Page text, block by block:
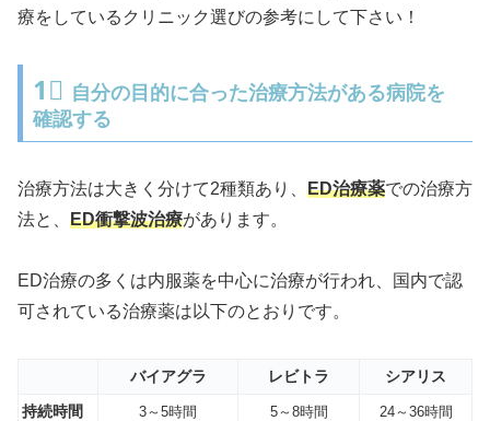
療をしているクリニック選びの参考にして下さい！
1⃣ 自分の目的に合った治療方法がある病院を
確認する
治療方法は大きく分けて2種類あり、 ED治療薬での治療方
法と、 ED衝撃波治療があります。
ED治療の多くは内服薬を中心に治療が行われ、国内で認
可されている治療薬は以下のとおりです。
バイアグラ レビトラ
シアリス
持続時間
3～5時間 5～8時間 24～36時間